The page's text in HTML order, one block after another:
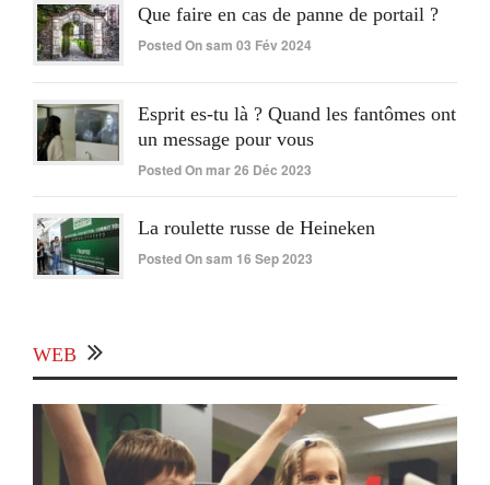
Que faire en cas de panne de portail ?
Posted On sam 03 Fév 2024
Esprit es-tu là ? Quand les fantômes ont
un message pour vous
Posted On mar 26 Déc 2023
La roulette russe de Heineken
Posted On sam 16 Sep 2023
WEB